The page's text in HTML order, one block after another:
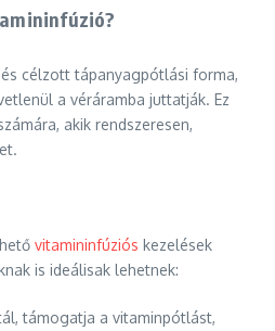
célzott tápanyagpótlási forma,
a véráramba juttatják. Ez
akik rendszeresen,
vitamininfúziós kezelések
is ideálisak lehetnek:
támogatja a vitaminpótlást,